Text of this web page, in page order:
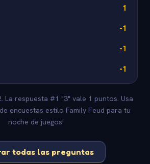
1
-1
-1
-1
La respuesta #1 "3" vale 1 puntos. Usa
encuestas estilo Family Feud para tu
noche de juegos!
todas las preguntas